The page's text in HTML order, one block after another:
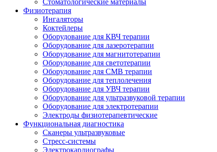
Стоматологические материалы
Физиотерапия
Ингаляторы
Коктейлеры
Оборудование для КВЧ терапии
Оборудование для лазеротерапии
Оборудование для магнитотерапии
Оборудование для светотерапии
Оборудование для СМВ терапии
Оборудование для теплолечения
Оборудование для УВЧ терапии
Оборудование для ультразвуковой терапии
Оборудование для электротерапии
Электроды физиотерапевтические
Функциональная диагностика
Сканеры ультразвуковые
Стресс-системы
Электрокардиографы